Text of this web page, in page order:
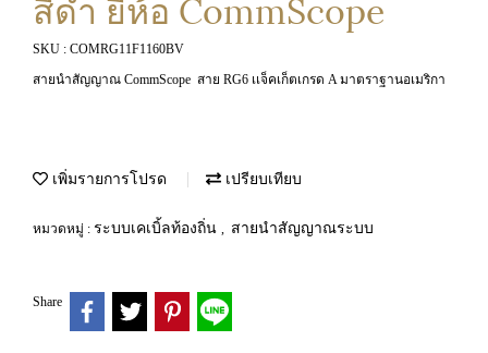
SKU : COMRG11F1160BV
สายนำสัญญาณ CommScope สาย RG6 เเจ็คเก็ตเกรด A มาตราฐานอเมริกา
เพิ่มรายการโปรด เปรียบเทียบ
หมวดหมู่ : ระบบเคเบิ้ลท้องถิ่น , สายนำสัญญาณระบบ
Share